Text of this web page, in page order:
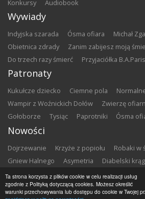
Ta strona korzysta z plików cookie w celu realizacji usług
zgodnie z Polityką dotyczącą cookies. Możesz określić
warunki przechowywania lub dostępu do cookie w Twojej
konkursy
audiobook
Wywiady
Indyjska szarada Ósma ofiara
Michał
Obietnica zdrady
Zanim zabijesz moją
Do trzech razy śmierć
Przyjaciółka B.A.Paris
Patronaty
Kukułcze dziecko Ciemne pola
Wampir z Woźnickich Dołów
Zwierzę
Gołoborze
Tysiąc Paprotniki Ósma
Nowości
Dojrzewanie Krzyże z popiołu
Robaki w
Gniew Halnego
Asymetria Diabelski krąg
Dowody zbrodni
Zemsta Matki chrzestne
Copyright ©2026Zbrodnia w